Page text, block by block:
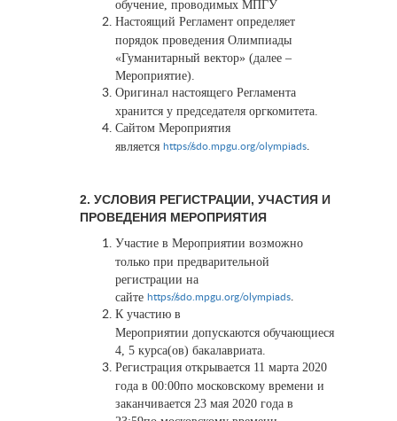
обучение, проводимых МПГУ
Настоящий Регламент определяет
порядок проведения Олимпиады
«Гуманитарный вектор» (далее –
Мероприятие).
Оригинал настоящего Регламента
хранится у председателя оргкомитета.
Сайтом Мероприятия
является https://sdo.mpgu.org/olympiads.
2. УСЛОВИЯ РЕГИСТРАЦИИ, УЧАСТИЯ И
ПРОВЕДЕНИЯ МЕРОПРИЯТИЯ
Участие в Мероприятии возможно
только при предварительной
регистрации на
сайте https://sdo.mpgu.org/olympiads.
К участию в
Мероприятии допускаются обучающиеся
4, 5 курса(ов) бакалавриата.
Регистрация открывается 11 марта 2020
года в 00:00по московскому времени и
заканчивается 23 мая 2020 года в